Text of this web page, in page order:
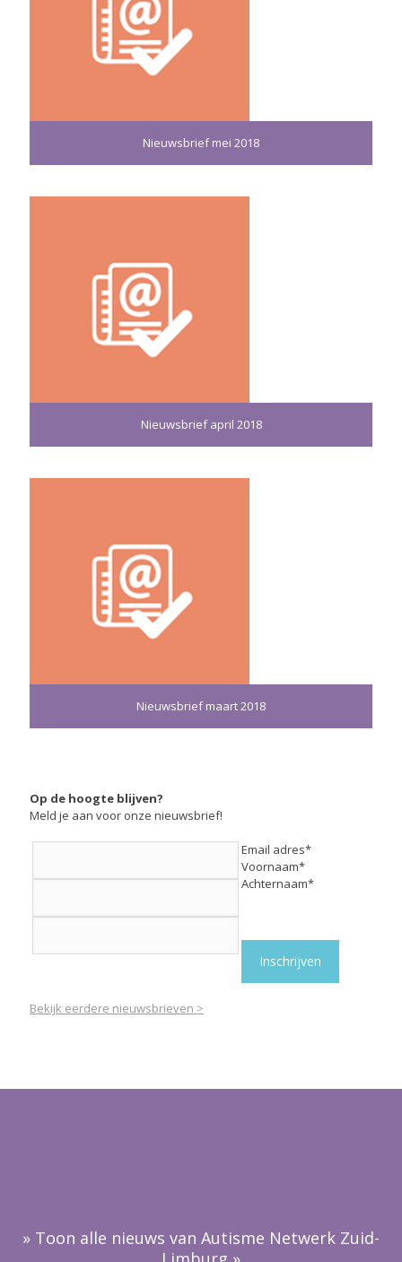
Nieuwsbrief mei 2018
Nieuwsbrief april 2018
Nieuwsbrief maart 2018
Op de hoogte blijven?
Meld je aan voor onze nieuwsbrief!
Email adres*
Voornaam*
Achternaam*
Bekijk eerdere nieuwsbrieven >
» Toon alle nieuws van Autisme Netwerk Zuid-